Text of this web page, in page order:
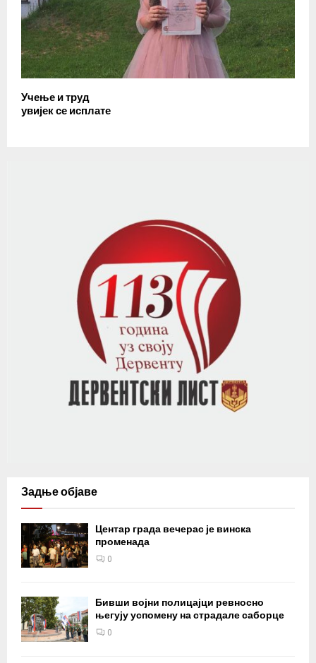
Учење и труд
увијек се исплате
Задње објаве
Центар града вечерас је винска
променада
0
Бивши војни полицајци ревносно
његују успомену на страдале саборце
0